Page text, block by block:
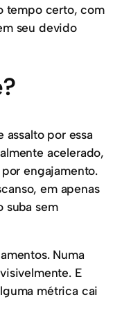
tempo certo, com
seu devido
por essa
acelerado,
engajamento.
em apenas
suba sem
Numa
E
métrica cai